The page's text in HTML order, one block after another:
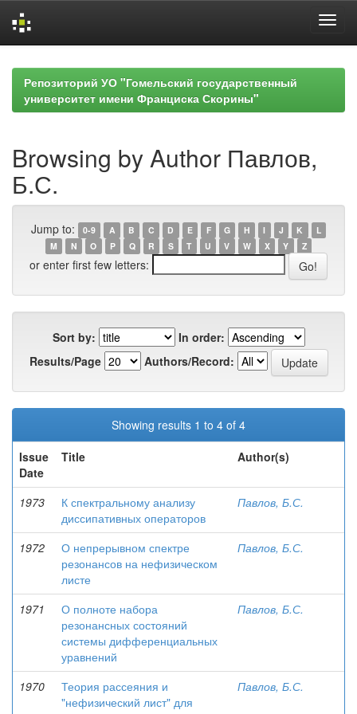
navigationРепозиторий УО "Гомельский государственный
университет имени Франциска Скорины"
Browsing by Author Павлов,
Б.С.
Jump to: 0-9 A B C D E F G H I J K
L
M
N O P Q R S T U V W X Y Z
or enter first few letters:
Sort by:
In order:
Results/Page
Authors/Record:
Showing results 1 to 4 of 4
Issue
Date
Title Author(s)
1973
К спектральному анализу
диссипативных операторов
Павлов, Б.С.
1972
О непрерывном спектре
резонансов на нефизическом
листе
Павлов, Б.С.
1971
О полноте набора
резонансных состояний
системы дифференциальных
уравнений
Павлов, Б.С.
1970
Теория рассеяния и
"нефизический лист" для
Павлов, Б.С.